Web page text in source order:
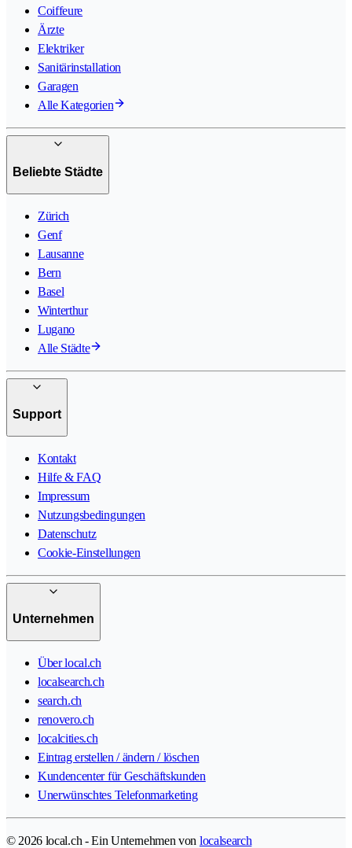
Coiffeure
Ärzte
Elektriker
Sanitärinstallation
Garagen
Alle Kategorien
Beliebte Städte
Zürich
Genf
Lausanne
Bern
Basel
Winterthur
Lugano
Alle Städte
Support
Kontakt
Hilfe & FAQ
Impressum
Nutzungsbedingungen
Datenschutz
Cookie-Einstellungen
Unternehmen
Über local.ch
localsearch.ch
search.ch
renovero.ch
localcities.ch
Eintrag erstellen / ändern / löschen
Kundencenter für Geschäftskunden
Unerwünschtes Telefonmarketing
© 2026 local.ch - Ein Unternehmen von localsearch